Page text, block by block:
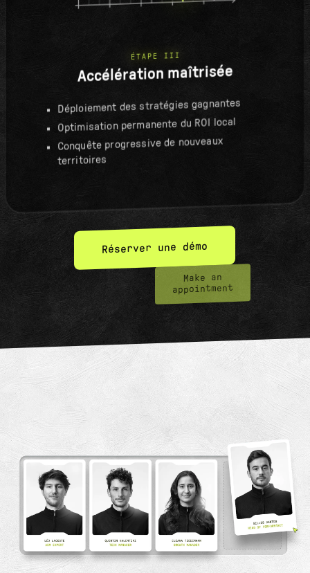
ÉTAPE III
Accélération maîtrisée
Déploiement des stratégies gagnantes
Optimisation permanente du ROI local
Conquête progressive de nouveaux
territoires
Réserver une démo
Make an
appointment